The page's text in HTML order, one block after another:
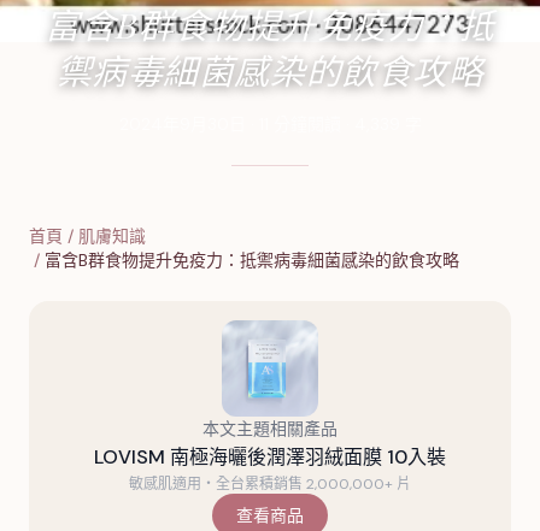
富含B群食物提升免疫力：抵
禦病毒細菌感染的飲食攻略
首頁 / 肌膚知識
/ 富含B群食物提升免疫力：抵禦病毒細菌感染的飲食攻略
本文主題相關產品
LOVISM 南極海曬後潤澤羽絨面膜 10入裝
敏感肌適用・全台累積銷售 2,000,000+ 片
查看商品